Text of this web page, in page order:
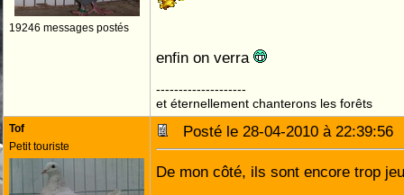
19246 messages postés
enfin on verra
--------------------
et éternellement chanterons les forêts
Tof
Petit touriste
Posté le 28-04-2010 à
De mon côté, ils sont encore trop